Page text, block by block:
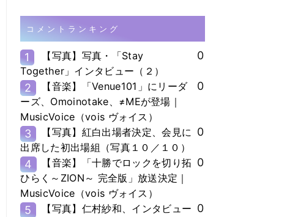
コメントランキング
1
【写真】写真・「Stay
Together」インタビュー（２）
0
2
【音楽】「Venue101」にリーダ
ーズ、Omoinotake、≠MEが登場｜
MusicVoice（vois ヴォイス）
0
3
【写真】紅白出場者決定、会見に
出席した初出場組（写真１０／１０）
0
4
【音楽】「十勝でロックを切り拓
ひらく～ZION～ 完全版」放送決定｜
MusicVoice（vois ヴォイス）
0
5
【写真】仁村紗和、インタビュー 0